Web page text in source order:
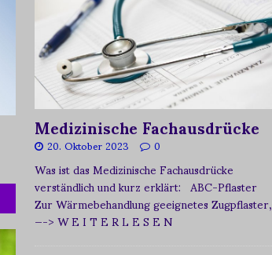
Medizinische Fachausdrücke
20. Oktober 2023 0
Was ist das Medizinische Fachausdrücke
verständlich und kurz erklärt: ABC-Pflaster
Zur Wärmebehandlung geeignetes Zugpflaster,
—-> W E I T E R L E S E N